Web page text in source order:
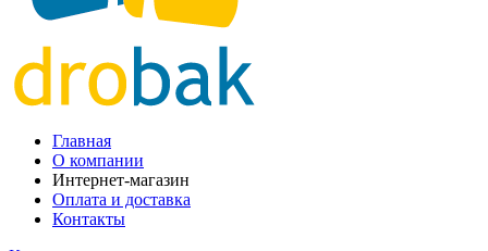
Главная
О компании
Интернет-магазин
Оплата и доставка
Контакты